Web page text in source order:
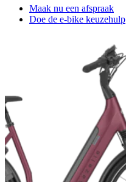
Maak nu een afspraak
Doe de e-bike keuzehulp